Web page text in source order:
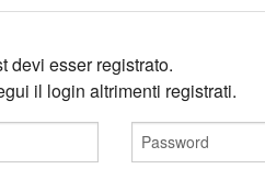
devi esser registrato.
il login altrimenti registrati.